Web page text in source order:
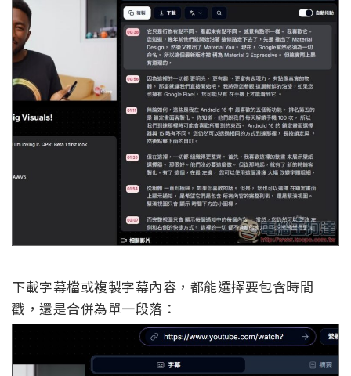
下載字幕檔或複製字幕內容，都能選擇要包含時間
戳，還是合併為單一段落：